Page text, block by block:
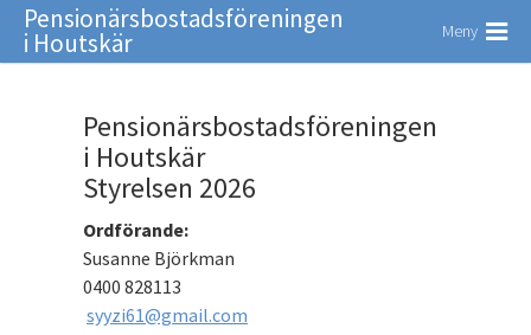
Pensionärsbostadsföreningen
i Houtskär Meny
Pensionärsbostadsföreningen
i Houtskär
Styrelsen 2026
Ordförande:
Susanne Björkman
0400 828113
syyzi61@gmail.com